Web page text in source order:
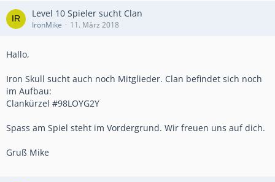
Level 10 Spieler sucht Clan
IronMike 11. März 2018
Hallo,
Iron Skull sucht auch noch Mitglieder. Clan befindet sich noch
im Aufbau:
Clankürzel #98LOYG2Y
Spass am Spiel steht im Vordergrund. Wir freuen uns auf dich.
Gruß Mike